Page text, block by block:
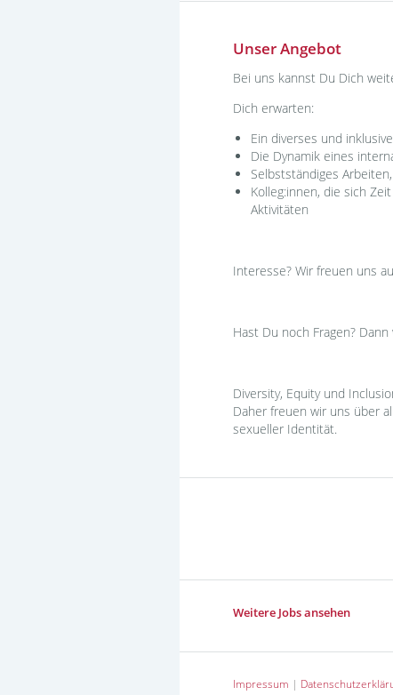
Unser Angebot
Bei uns kannst Du Dich
Dich erwarten:
Ein diverses und
Die Dynamik eines
Selbstständiges
Kolleg:innen, die sich
Aktivitäten
Interesse? Wir freuen uns
Hast Du noch Fragen?
Diversity, Equity und
Daher freuen wir uns über
sexueller Identität.
Weitere Jobs ansehen
Impressum |